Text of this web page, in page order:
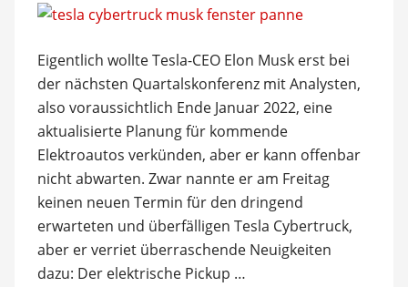
Eigentlich wollte Tesla-CEO Elon Musk erst bei
der nächsten Quartalskonferenz mit Analysten,
also voraussichtlich Ende Januar 2022, eine
aktualisierte Planung für kommende
Elektroautos verkünden, aber er kann offenbar
nicht abwarten. Zwar nannte er am Freitag
keinen neuen Termin für den dringend
erwarteten und überfälligen Tesla Cybertruck,
aber er verriet überraschende Neuigkeiten
dazu: Der elektrische Pickup …